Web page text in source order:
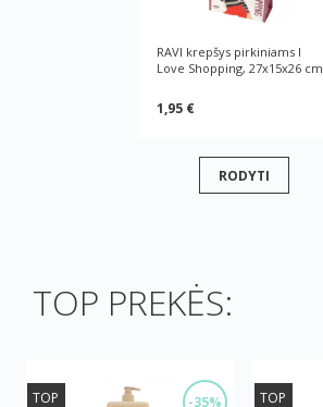
RAVI krepšys pirkiniams I
Love Shopping, 27x15x26 cm
1,95 €
RODYTI
TOP PREKĖS:
-35%
TOP TOP